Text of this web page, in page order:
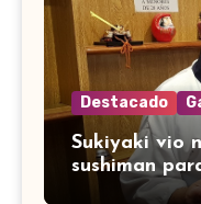
Destacado
Sukiyaki vio
sushiman